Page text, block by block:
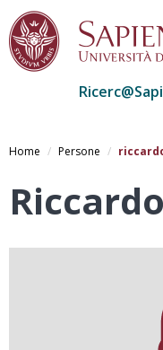
al
principale
Home Persone